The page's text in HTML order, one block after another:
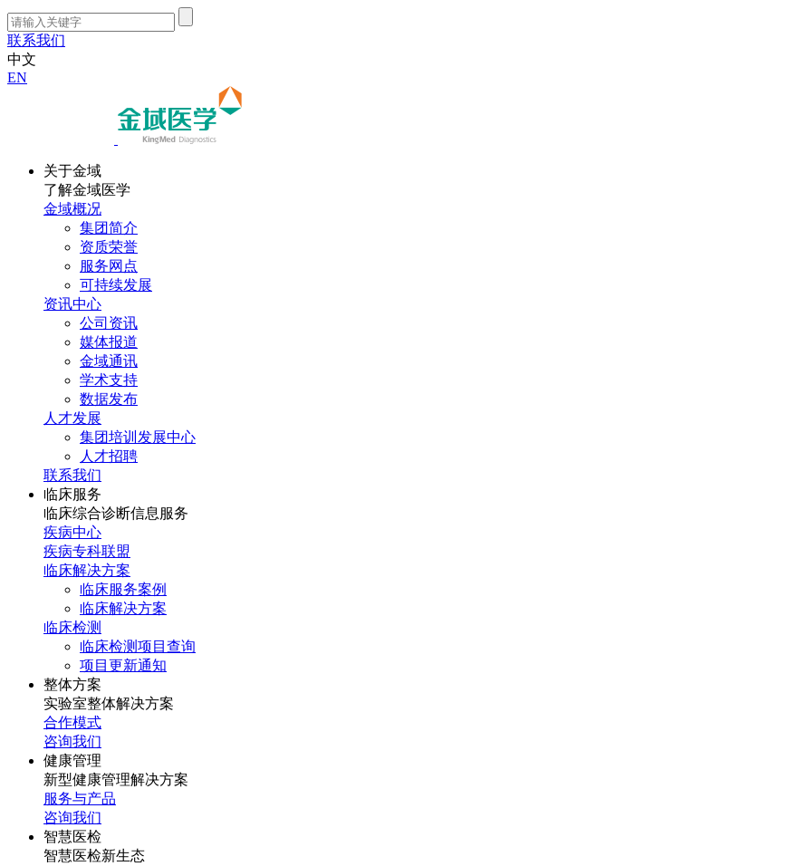
联系我们
中文
EN
关于金域
了解金域医学
金域概况
集团简介
资质荣誉
服务网点
可持续发展
资讯中心
公司资讯
媒体报道
金域通讯
学术支持
数据发布
人才发展
集团培训发展中心
人才招聘
联系我们
临床服务
临床综合诊断信息服务
疾病中心
疾病专科联盟
临床解决方案
临床服务案例
临床解决方案
临床检测
临床检测项目查询
项目更新通知
整体方案
实验室整体解决方案
合作模式
咨询我们
健康管理
新型健康管理解决方案
服务与产品
咨询我们
智慧医检
智慧医检新生态